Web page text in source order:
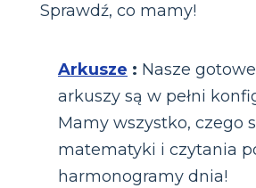
Sprawdź, co mamy!
Arkusze : Nasze
arkuszy są w pełni
Mamy wszystko, czego
matematyki i czytania
harmonogramy dnia!